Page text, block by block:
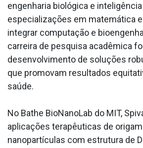
engenharia biológica e
especializações em matemática
integrar computação e
carreira de pesquisa acadêmica
desenvolvimento de soluções
que promovam resultados
saúde.
No Bathe BioNanoLab do MIT,
aplicações terapêuticas de
nanopartículas com estrutura de